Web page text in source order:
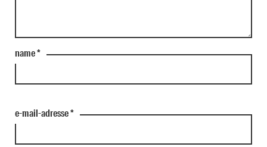
name*
e-mail-adresse*